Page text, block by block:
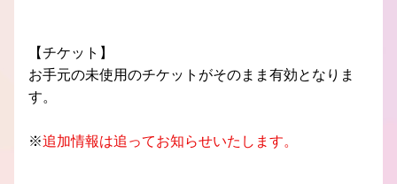
【チケット】
お手元の未使用のチケットがそのまま有効となりま
す。
※追加情報は追ってお知らせいたします。